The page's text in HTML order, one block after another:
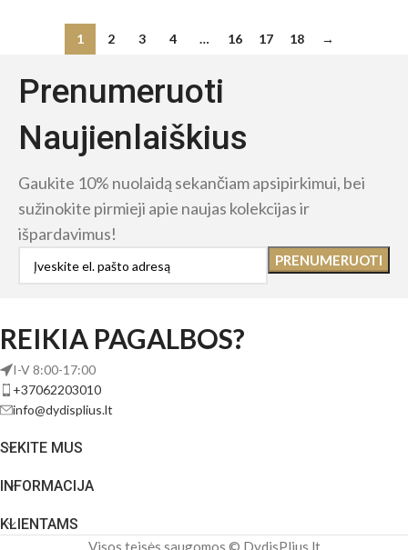
1 2 3 4 … 16 17 18 →
Prenumeruoti
Naujienlaiškius
Gaukite 10% nuolaidą sekančiam apsipirkimui, bei
sužinokite pirmieji apie naujas kolekcijas ir
išpardavimus!
REIKIA PAGALBOS?
I-V 8:00-17:00
+37062203010
info@dydisplius.lt
SEKITE MUS
INFORMACIJA
KLIENTAMS
Visos teisės saugomos © DydisPlius.lt